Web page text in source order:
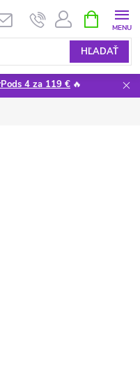
HĽADAŤ
KOŠÍK
4 za 119 € 🔥